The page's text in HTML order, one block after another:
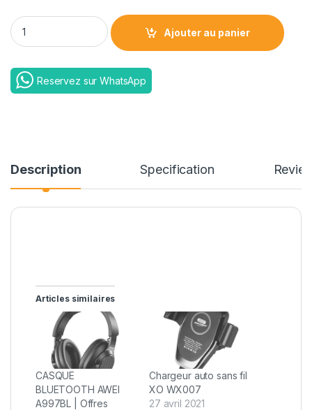
wiwu anti-theft cluch bag travel in style | Offres STANDARD
Ajouter au panier
Reservez sur WhatsApp
Description Specification
Articles similaires
CASQUE
BLUETOOTH AWEI
A997BL | Offres
Chargeur auto sans fil
XO WX007
27 avril 2021